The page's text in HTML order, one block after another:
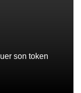
son token